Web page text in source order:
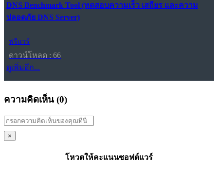
DNS Benchmark Tool (ทดสอบความเร็ว เสถียร และความ
ปลอดภัย DNS Server)
ฟรีแวร์
ดาวน์โหลด : 66
ดูเพิ่มอีก...
ความคิดเห็น (0)
×
โหวตให้คะแนนซอฟต์แวร์